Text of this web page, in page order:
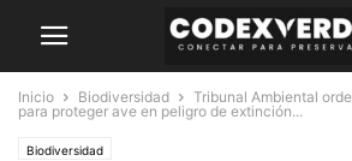
Inicio Biodiversidad
Tribunal Ambiental
para proteger ave en peligro de extinción...
Biodiversidad